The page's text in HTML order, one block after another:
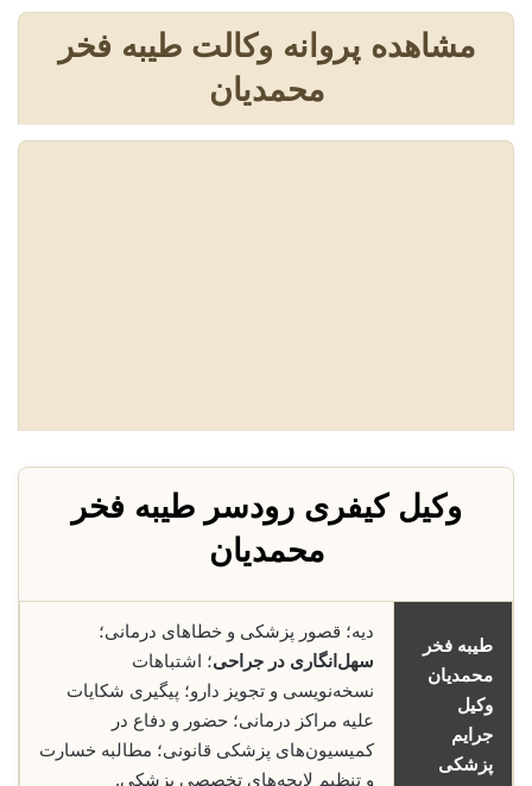
مشاهده پروانه وکالت طیبه فخر
محمدیان
وکیل کیفری رودسر طیبه فخر
محمدیان
طیبه فخر
محمدیان
وکیل
جرایم
پزشکی
دیه؛ قصور پزشکی و خطاهای درمانی؛
سهل‌انگاری در جراحی؛ اشتباهات
نسخه‌نویسی و تجویز دارو؛ پیگیری شکایات
علیه مراکز درمانی؛ حضور و دفاع در
کمیسیون‌های پزشکی قانونی؛ مطالبه خسارت
و تنظیم لایحه‌های تخصصی پزشکی.